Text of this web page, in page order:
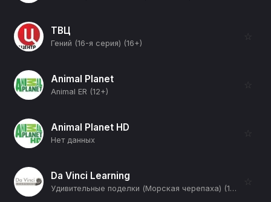
ТВЦ
Гений (16-я серия) (16+)
☆
Animal Planet
Animal ER (12+)
☆
Animal Planet HD
Нет данных
☆
Da Vinci Learning
Удивительные поделки (Морская черепаха) (12+)
☆